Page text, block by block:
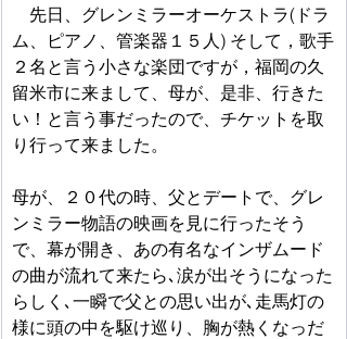
先日、グレンミラーオーケストラ(ドラ
ム、ピアノ、管楽器１５人) そして，歌手
２名と言う小さな楽団ですが，福岡の久
留米市に来まして、母が、是非、行きた
い！と言う事だったので、チケットを取
り行って来ました。
母が、２０代の時、父とデートで、グレ
ンミラー物語の映画を見に行ったそう
で、幕が開き、あの有名なインザムード
の曲が流れて来たら､涙が出そうになった
らしく､一瞬で父との思い出が､走馬灯の
様に頭の中を駆け巡り、胸が熱くなっだ